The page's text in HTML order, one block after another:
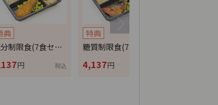
典
制限食(7食セ…
円 税込
特典
糖質制限食(7食セ…
4,137円